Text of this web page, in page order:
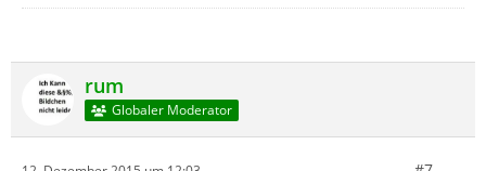
rum
Globaler Moderator